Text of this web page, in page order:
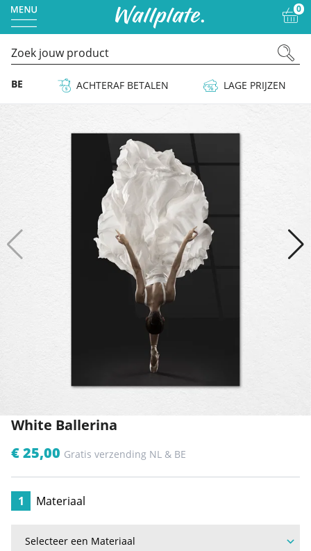
0
BE ACHTERAF BETALEN LAGE PRIJZEN
White Ballerina
€ 25,00 Gratis verzending NL & BE
1 Materiaal